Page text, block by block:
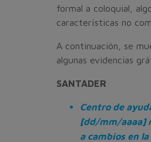
formal a coloquial,
características no
A continuación, se
algunas evidencias
SANTADER
Centro de
[dd/mm/aaaa]
a cambios en